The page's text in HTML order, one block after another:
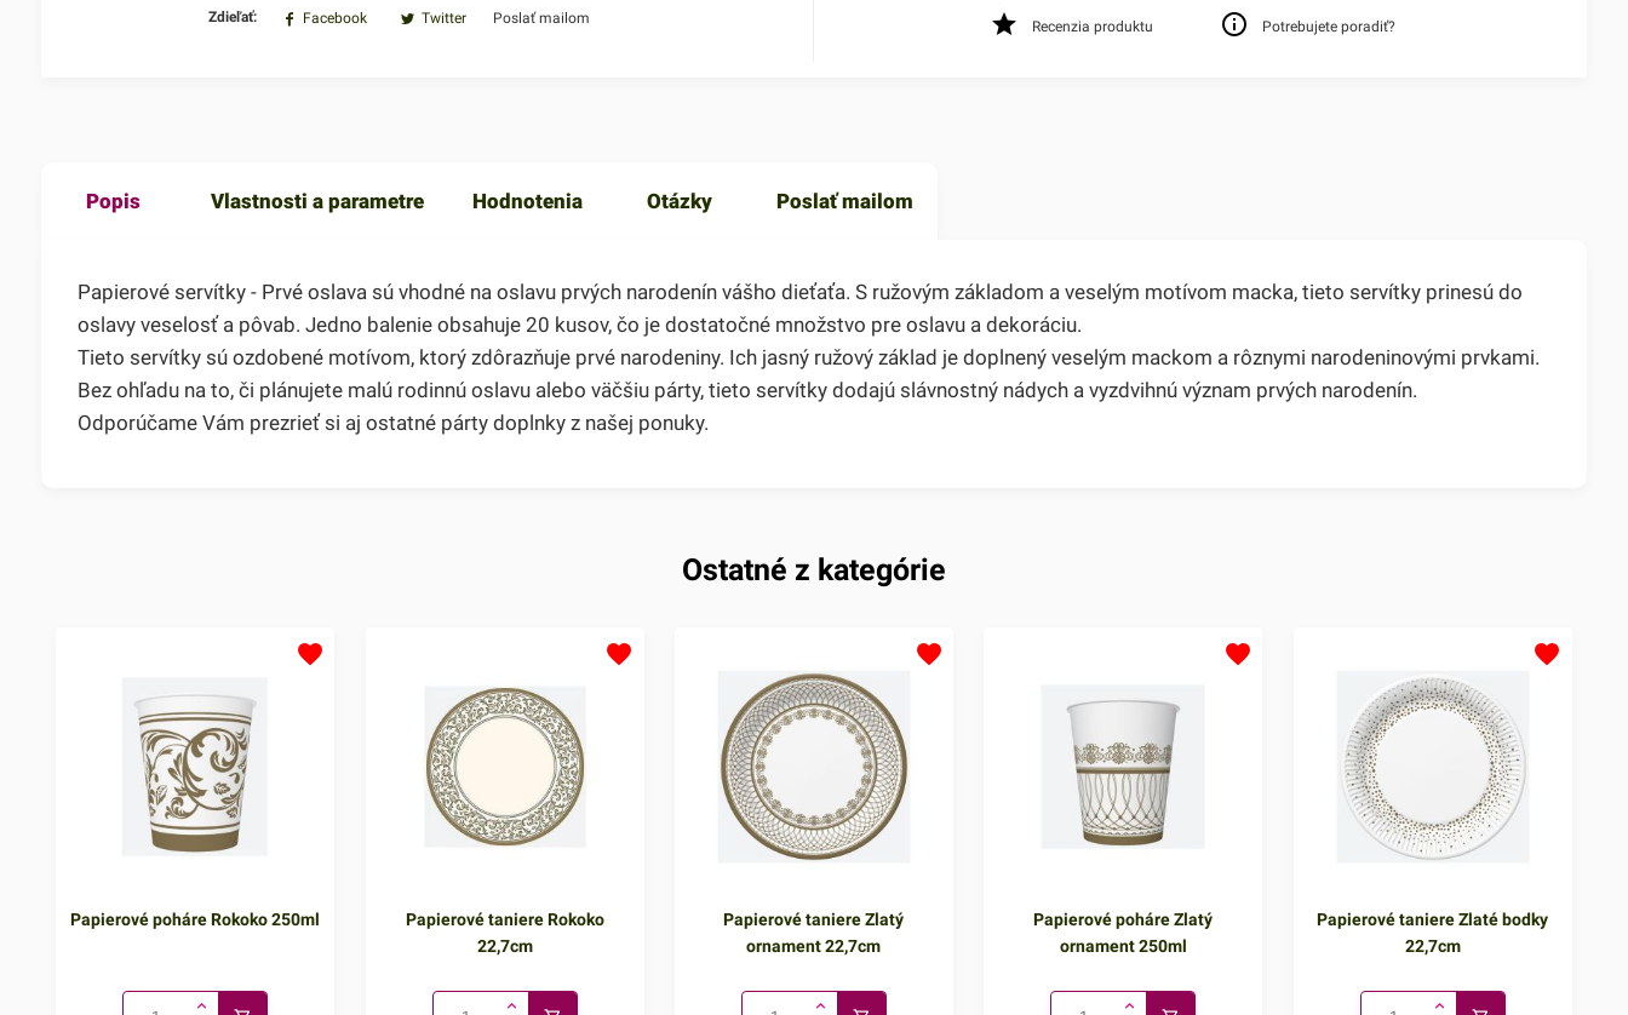
Zdieľať: Facebook Twitter Poslať mailom
Recenzia produktu Potrebujete poradiť?
Popis Vlastnosti a parametre Hodnotenia Otázky Poslať mailom
Papierové servítky - Prvé oslava sú vhodné na oslavu prvých narodenín vášho dieťaťa. S ružovým základom a veselým motívom macka, tieto servítky prinesú do
oslavy veselosť a pôvab. Jedno balenie obsahuje 20 kusov, čo je dostatočné množstvo pre oslavu a dekoráciu.
Tieto servítky sú ozdobené motívom, ktorý zdôrazňuje prvé narodeniny. Ich jasný ružový základ je doplnený veselým mackom a rôznymi narodeninovými prvkami.
Bez ohľadu na to, či plánujete malú rodinnú oslavu alebo väčšiu párty, tieto servítky dodajú slávnostný nádych a vyzdvihnú význam prvých narodenín.
Odporúčame Vám prezrieť si aj ostatné párty doplnky z našej ponuky.
Ostatné z kategórie
Papierové poháre Rokoko 250ml
Papierové taniere Rokoko
22,7cm
Papierové taniere Zlatý
ornament 22,7cm
Papierové poháre Zlatý
ornament 250ml
Papierové taniere Zlaté bodky
22,7cm